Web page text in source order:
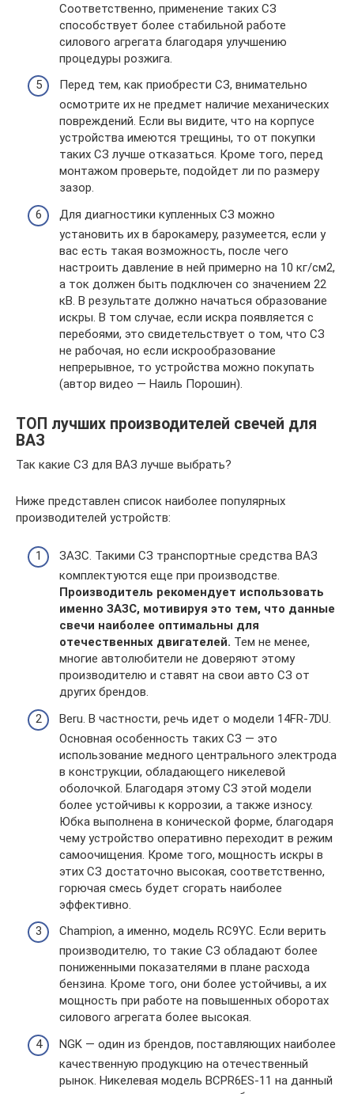
Соответственно, применение таких СЗ
способствует более стабильной работе
силового агрегата благодаря улучшению
процедуры розжига.
Перед тем, как приобрести СЗ, внимательно
осмотрите их не предмет наличие механических
повреждений. Если вы видите, что на корпусе
устройства имеются трещины, то от покупки
таких СЗ лучше отказаться. Кроме того, перед
монтажом проверьте, подойдет ли по размеру
зазор.
Для диагностики купленных СЗ можно
установить их в барокамеру, разумеется, если у
вас есть такая возможность, после чего
настроить давление в ней примерно на 10 кг/см2,
а ток должен быть подключен со значением 22
кВ. В результате должно начаться образование
искры. В том случае, если искра появляется с
перебоями, это свидетельствует о том, что СЗ
не рабочая, но если искрообразование
непрерывное, то устройства можно покупать
(автор видео — Наиль Порошин).
ТОП лучших производителей свечей для
ВАЗ
Так какие СЗ для ВАЗ лучше выбрать?
Ниже представлен список наиболее популярных
производителей устройств:
ЗАЗС. Такими СЗ транспортные средства ВАЗ
комплектуются еще при производстве.
Производитель рекомендует использовать
именно ЗАЗС, мотивируя это тем, что данные
свечи наиболее оптимальны для
отечественных двигателей. Тем не менее,
многие автолюбители не доверяют этому
производителю и ставят на свои авто СЗ от
других брендов.
Beru. В частности, речь идет о модели 14FR-7DU.
Основная особенность таких СЗ — это
использование медного центрального электрода
в конструкции, обладающего никелевой
оболочкой. Благодаря этому СЗ этой модели
более устойчивы к коррозии, а также износу.
Юбка выполнена в конической форме, благодаря
чему устройство оперативно переходит в режим
самоочищения. Кроме того, мощность искры в
этих СЗ достаточно высокая, соответственно,
горючая смесь будет сгорать наиболее
эффективно.
Champion, а именно, модель RC9YC. Если верить
производителю, то такие СЗ обладают более
пониженными показателями в плане расхода
бензина. Кроме того, они более устойчивы, а их
мощность при работе на повышенных оборотах
силового агрегата более высокая.
NGK — один из брендов, поставляющих наиболее
качественную продукцию на отечественный
рынок. Никелевая модель BCPR6ES-11 на данный